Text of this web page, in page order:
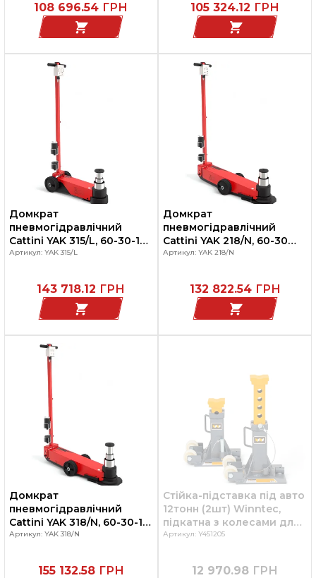
108 696.54 ГРН 105 324.12 ГРН
Домкрат
пневмогідравлічний
Cattini YAK 315/L, 60-30-18
тон, для вантажних
Артикул: YAK 315/L
143 718.12 ГРН
Домкрат
пневмогідравлічний
Cattini YAK 218/N, 60-30
тон, для вантажних
Артикул: YAK 218/N
132 822.54 ГРН
Домкрат
пневмогідравлічний
Cattini YAK 318/N, 60-30-18
тон, для вантажних
Артикул: YAK 318/N
155 132.58 ГРН
Стійка-підставка під авто
12тонн (2шт) Winntec,
підкатна з колесами для
вантажних автомобілів та
Артикул: Y451205
12 970.98 ГРН